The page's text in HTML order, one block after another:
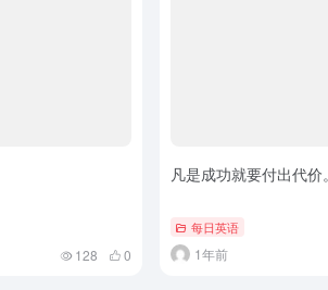
128 0
凡是成功就要付出代价。
每日英语
1年前